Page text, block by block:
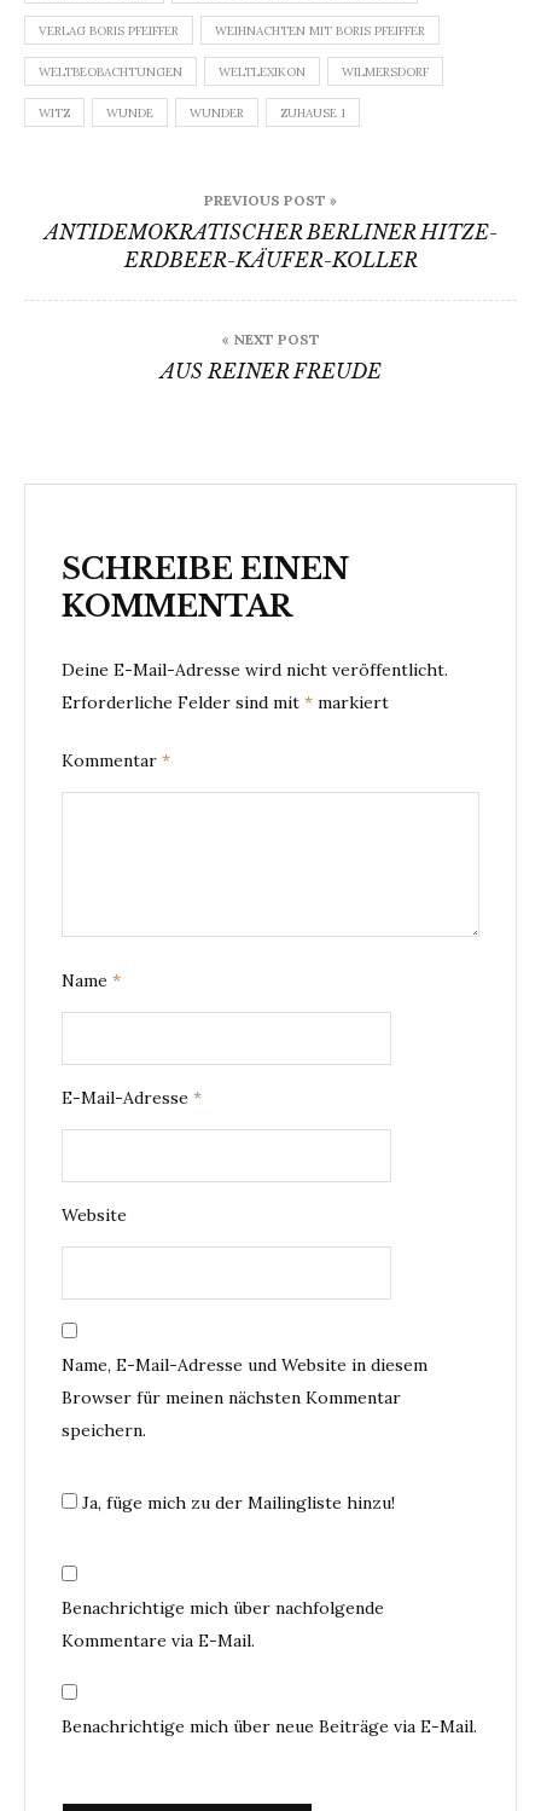
VERLAG BORIS PFEIFFER WEIHNACHTEN MIT BORIS PFEIFFER
WELTBEOBACHTUNGEN WELTLEXIKON WILMERSDORF
WITZ WUNDE WUNDER ZUHAUSE 1
PREVIOUS POST »
ANTIDEMOKRATISCHER BERLINER HITZE-
ERDBEER-KÄUFER-KOLLER
« NEXT POST
AUS REINER FREUDE
SCHREIBE EINEN
KOMMENTAR
Deine E-Mail-Adresse wird nicht veröffentlicht.
Erforderliche Felder sind mit * markiert
Kommentar *
Name *
E-Mail-Adresse *
Website
Name, E-Mail-Adresse und Website in diesem
Browser für meinen nächsten Kommentar
speichern.
Ja, füge mich zu der Mailingliste hinzu!
Benachrichtige mich über nachfolgende
Kommentare via E-Mail.
Benachrichtige mich über neue Beiträge via E-Mail.